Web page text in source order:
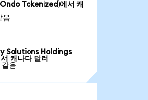
Tokenized)에서 캐
음
Solutions Holdings
캐나다 달러
같음